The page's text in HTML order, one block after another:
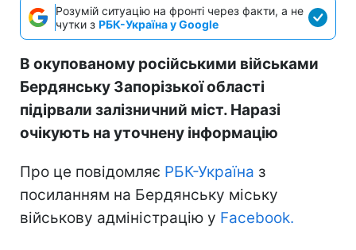
Розумій ситуацію на фронті через факти, а не
чутки з РБК-Україна у Google
В окупованому російськими військами
Бердянську Запорізької області
підірвали залізничний міст. Наразі
очікують на уточнену інформацію
Про це повідомляє РБК-Україна з
посиланням на Бердянську міську
військову адміністрацію у Facebook.